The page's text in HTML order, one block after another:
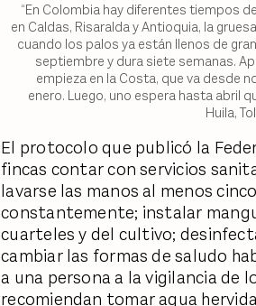
“En Colombia hay diferentes tiempos
en Caldas, Risaralda y Antioquia, la
cuando los palos ya están llenos de
septiembre y dura siete semanas.
empieza en la Costa, que va desde
enero. Luego, uno espera hasta abril
Huila,
El protocolo que publicó la
fincas contar con servicios
lavarse las manos al menos
constantemente; instalar
cuarteles y del cultivo;
cambiar las formas de saludo
a una persona a la vigilancia de
recomiendan tomar agua